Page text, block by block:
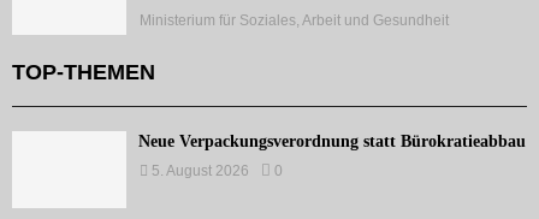
Ministerium für Soziales, Arbeit und Gesundheit
TOP-THEMEN
Neue Verpackungsverordnung statt Bürokratieabbau
5. August 2026 0